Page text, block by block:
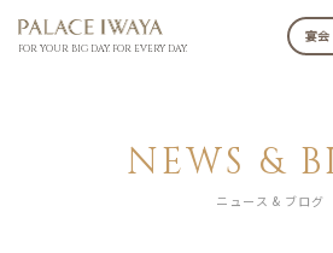
FOR YOUR BIG DAY. FOR EVERY DAY.
宴会
NEWS &
ニュース & ブログ